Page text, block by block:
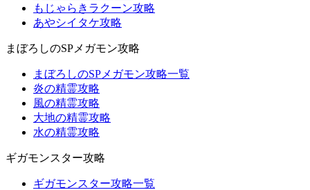
もじゃらきラクーン攻略
あやシイタケ攻略
まぼろしのSPメガモン攻略
まぼろしのSPメガモン攻略一覧
炎の精霊攻略
風の精霊攻略
大地の精霊攻略
水の精霊攻略
ギガモンスター攻略
ギガモンスター攻略一覧